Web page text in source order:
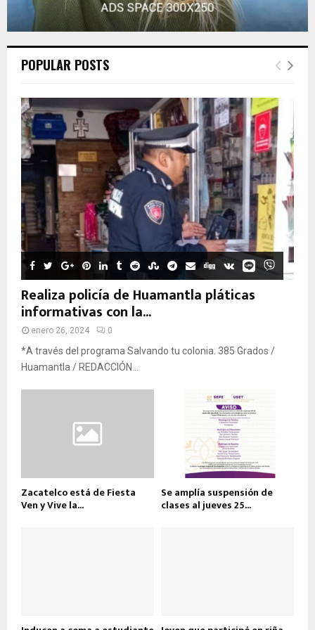
POPULAR POSTS
Realiza policía de Huamantla pláticas
informativas con la...
enero 26, 2024 0
*A través del programa Salvando tu colonia. 385 Grados /
Huamantla / REDACCIÓN...
Zacatelco está de Fiesta
Ven y Vive la...
Se amplía suspensión de
clases al jueves 25...